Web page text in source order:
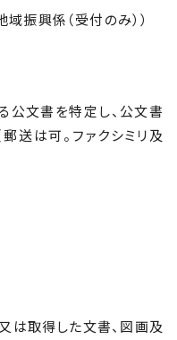
振興係（受付のみ））
公文書を特定し、公文書
送は可。ファクシミリ及
は取得した文書、図画及